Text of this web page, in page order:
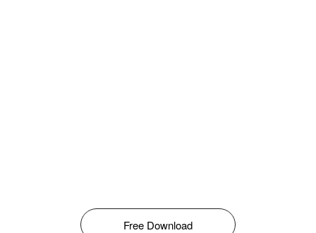
Free Download